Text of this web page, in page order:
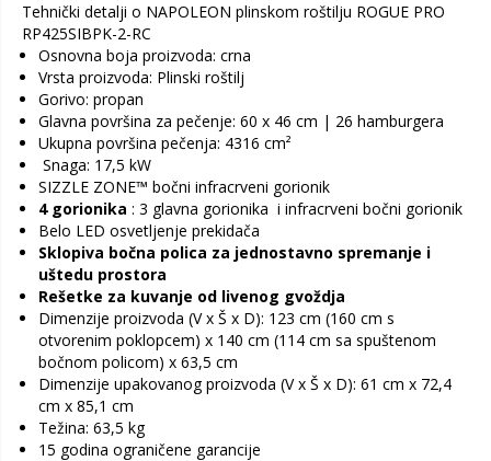
Tehnički detalji o NAPOLEON plinskom roštilju ROGUE PRO
RP425SIBPK-2-RC
Osnovna boja proizvoda: crna
Vrsta proizvoda: Plinski roštilj
Gorivo: propan
Glavna površina za pečenje: 60 x 46 cm | 26 hamburgera
Ukupna površina pečenja: 4316 cm²
Snaga: 17,5 kW
SIZZLE ZONE™ bočni infracrveni gorionik
4 gorionika : 3 glavna gorionika i infracrveni bočni gorionik
Belo LED osvetljenje prekidača
Sklopiva bočna polica za jednostavno spremanje i
uštedu prostora
Rešetke za kuvanje od livenog gvoždja
Dimenzije proizvoda (V x Š x D): 123 cm (160 cm s
otvorenim poklopcem) x 140 cm (114 cm sa spuštenom
bočnom policom) x 63,5 cm
Dimenzije upakovanog proizvoda (V x Š x D): 61 cm x 72,4
cm x 85,1 cm
Težina: 63,5 kg
15 godina ograničene garancije